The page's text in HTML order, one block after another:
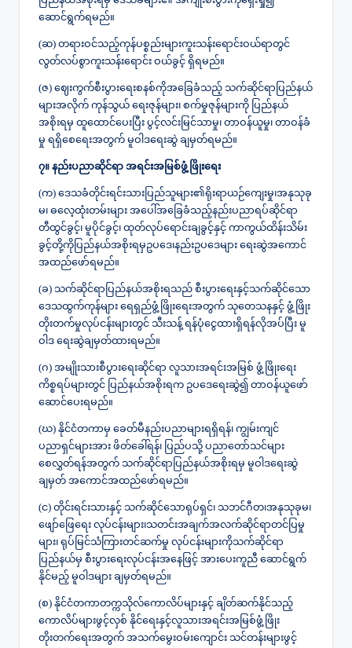
ဆောင်ရွက်ရမည်။
(ဆ) တရားဝင်သည့်ကုန်ပစ္စည်းများကူးသန်းရောင်းဝယ်ရာတွင်
လွတ်လပ်စွာကူးသန်းရောင်း ဝယ်ခွင့် ရှိရမည်။
(ဇ) ဈေးကွက်စီးပွားရေးစနစ်ကိုအခြေခံသည့် သက်ဆိုင်ရာပြည်နယ်
များအလိုက် ကုန်သွယ် ရေးဇုန်များ၊ စက်မှုဇုန်များကို ပြည်နယ်
အစိုးရမှ ထူထောင်ပေးပြီး ပွင့်လင်းမြင်သာမှု၊ တာဝန်ယူမှု၊ တာဝန်ခံ
မှု ရရှိစေရေးအတွက် မူဝါဒရေးဆွဲ ချမှတ်ရမည်။
၇။ နည်းပညာဆိုင်ရာ အရင်းအမြစ်ဖွံ့ဖြိုးရေး
(က) ဒေသခံတိုင်းရင်းသားပြည်သူများ၏ရိုးရာယဉ်ကျေးမှု၊အနုသုခု
မ၊ ဓလေ့ထုံးတမ်းများ အပေါ်အခြေခံသည့်နည်းပညာရပ်ဆိုင်ရာ
တီထွင်ခွင့်၊ မူပိုင်ခွင့်၊ ထုတ်လုပ်ရောင်းချခွင့်နှင့် ကာကွယ်ထိန်းသိမ်း
ခွင့်တို့ကိုပြည်နယ်အစိုးရမှဥပဒေ၊နည်းဥပဒေများ ရေးဆွဲအကောင်
အထည်ဖော်ရမည်။
(ခ) သက်ဆိုင်ရာပြည်နယ်အစိုးရသည် စီးပွားရေးနှင့်သက်ဆိုင်သော
ဒေသထွက်ကုန်များ ရေရှည်ဖွံ့ဖြိုးရေးအတွက် သုတေသနနှင့် ဖွံ့ဖြိုး
တိုးတက်မှုလုပ်ငန်းများတွင် သီးသန့် ရန်ပုံငွေထားရှိရန်လိုအပ်ပြီး မူ
ဝါဒ ရေးဆွဲချမှတ်ထားရမည်။
(ဂ) အမျိုးသားစီပွားရေးဆိုင်ရာ လူသားအရင်းအမြစ် ဖွံ့ဖြိုးရေး
ကိစ္စရပ်များတွင် ပြည်နယ်အစိုးရက ဥပဒေရေးဆွဲ၍ တာဝန်ယူဖော်
ဆောင်ပေးရမည်။
(ဃ) နိုင်ငံတကာမှ ခေတ်မီနည်းပညာများရရှိရန်၊ ကျွမ်းကျင်
ပညာရှင်များအား ဖိတ်ခေါ်ရန်၊ ပြည်ပသို့ ပညာတော်သင်များ
စေလွှတ်ရန်အတွက် သက်ဆိုင်ရာပြည်နယ်အစိုးရမှ မူဝါဒရေးဆွဲ
ချမှတ် အကောင်အထည်ဖော်ရမည်။
(င) တိုင်းရင်းသားနှင့် သက်ဆိုင်သောရုပ်ရှင်၊ သဘင်ဂီတ၊အနုသုခုမ၊
ဖျော်ဖြေရေး လုပ်ငန်းများ၊သတင်းအချက်အလက်ဆိုင်ရာတင်ပြမှု
များ၊ ရုပ်မြင်သံကြားတင်ဆက်မှု လုပ်ငန်းများကိုသက်ဆိုင်ရာ
ပြည်နယ်မှ စီးပွားရေးလုပ်ငန်းအနေဖြင့် အားပေးကူညီ ဆောင်ရွက်
နိုင်မည့် မူဝါဒများ ချမှတ်ရမည်။
(စ) နိုင်ငံတကာတက္ကသိုလ်ကောလိပ်များနှင့် ချိတ်ဆက်နိုင်သည့်
ကောလိပ်များဖွင့်လှစ် နိုင်ရေးနှင့်လူသားအရင်းအမြစ်ဖွံ့ဖြိုး
တိုးတက်ရေးအတွက် အသက်မွေးဝမ်းကျောင်း သင်တန်းများဖွင့်